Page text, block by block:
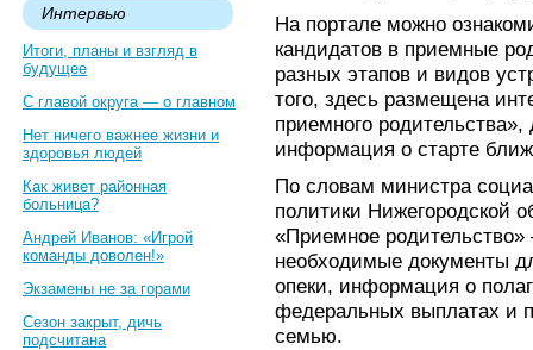
Интервью
Итоги, планы и взгляд в
будущее
С главой округа — о главном
Нет ничего важнее жизни и
здоровья людей
Как живет районная
больница?
Андрей Иванов: «Игрой
команды доволен!»
Экзамены не за горами
Сезон закрыт, дичь
подсчитана
На портале можно
кандидатов в приемные
разных этапов и видов
того, здесь размещена
приемного
информация о старте
По словам министра
политики Нижегородской
«Приемное
необходимые документы
опеки, информация о
федеральных выплатах и
семью.